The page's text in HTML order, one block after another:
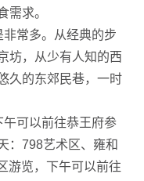
需求。
常多。从经典的步
坊，从少有人知的西
久的东郊民巷，一时
可以前往恭王府参
：798艺术区、雍和
游览，下午可以前往